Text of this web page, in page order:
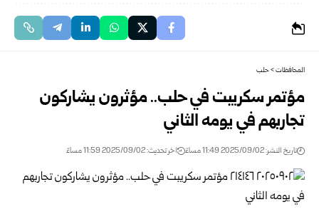
المحافظات>حلب
مؤتمر سكريبت في حلب.. مؤثرون يشاركون
تجاربهم في يومه الثاني
تاريخ النشر: 2025/09/02 11:49 مساءً اخر تحديث: 2025/09/02 11:59 مساءً